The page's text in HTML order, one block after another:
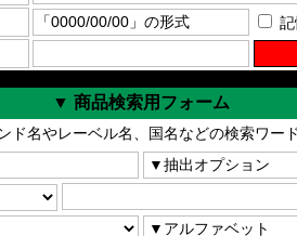
▼ 商品検索用フォーム
ド名やレーベル名、国名などの検索ワード